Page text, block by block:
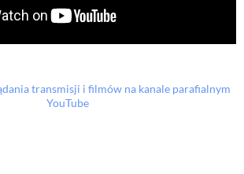
transmisji i filmów na kanale parafialnym
YouTube